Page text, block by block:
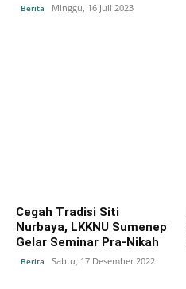
Berita Minggu, 16 Juli 2023
Cegah Tradisi Siti
Nurbaya, LKKNU Sumenep
Gelar Seminar Pra-Nikah
Berita Sabtu, 17 Desember 2022